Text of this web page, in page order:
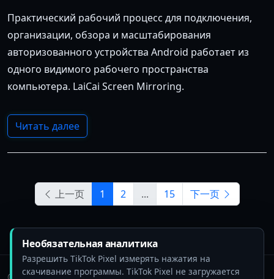
Практический рабочий процесс для подключения,
организации, обзора и масштабирования
авторизованного устройства Android работает из
одного видимого рабочего пространства
компьютера. LaiCai Screen Mirroring.
Читать далее
上一页 1 2 ... 15 下一页
Необязательная аналитика
Разрешить TikTok Pixel измерять нажатия на
скачивание программы. TikTok Pixel не загружается